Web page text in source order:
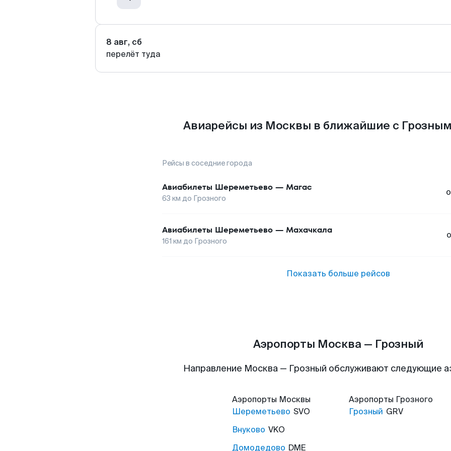
8 авг, сб
перелёт туда
Авиарейсы из Москвы в ближайшие с
Рейсы в соседние города
Авиабилеты Шереметьево — Магас
63 км до Грозного
Авиабилеты Шереметьево — Махачкала
161 км до Грозного
Показать больше рейсов
Аэропорты Москва — Грозный
Направление Москва — Грозный обслуживают следующие
Аэропорты Москвы
Шереметьево SVO
Внуково VKO
Домодедово DME
Аэропорты Грозного
Грозный GRV